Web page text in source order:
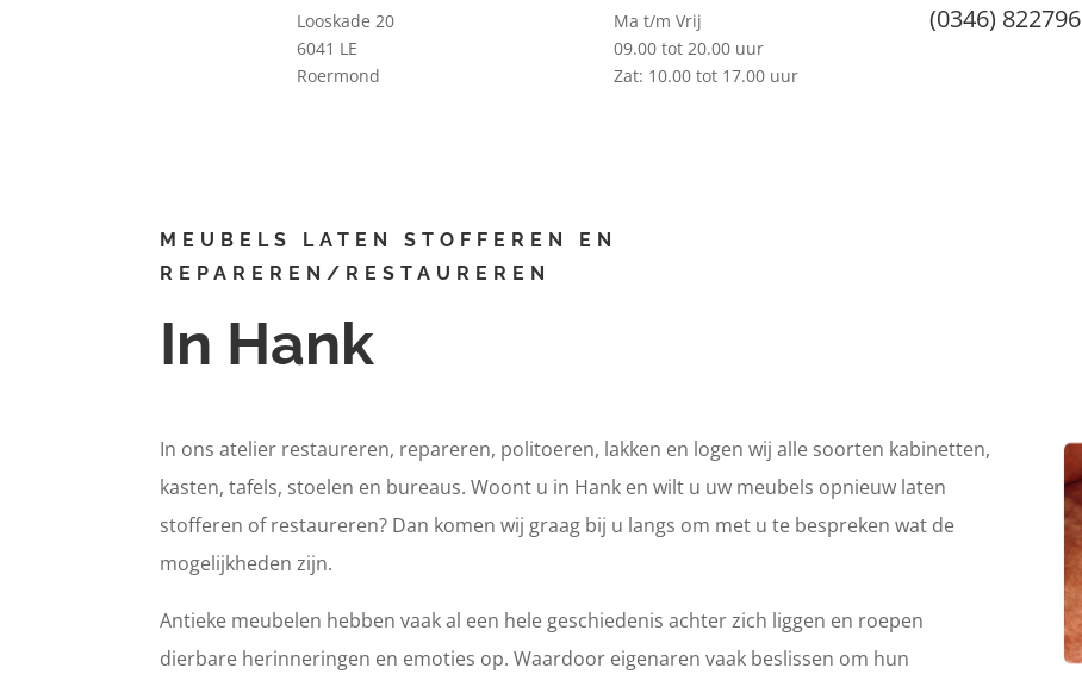
Looskade 20
6041 LE
Roermond
Ma t/m Vrij
09.00 tot 20.00 uur
Zat: 10.00 tot 17.00 uur
(0346) 822796
MEUBELS LATEN STOFFEREN EN
REPAREREN/RESTAUREREN
In Hank
In ons atelier restaureren, repareren, politoeren, lakken en logen wij alle soorten kabinetten,
kasten, tafels, stoelen en bureaus. Woont u in Hank en wilt u uw meubels opnieuw laten
stofferen of restaureren? Dan komen wij graag bij u langs om met u te bespreken wat de
mogelijkheden zijn.
Antieke meubelen hebben vaak al een hele geschiedenis achter zich liggen en roepen
dierbare herinneringen en emoties op. Waardoor eigenaren vaak beslissen om hun